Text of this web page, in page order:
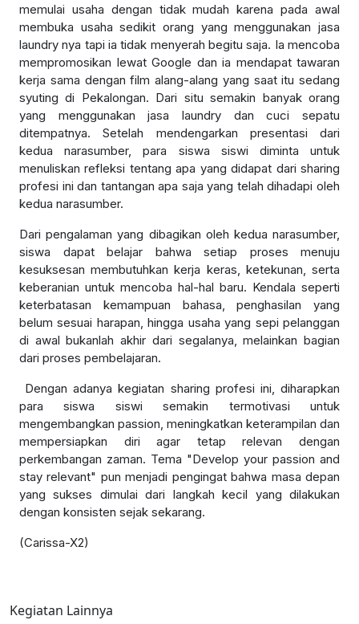
memulai usaha dengan tidak mudah karena pada awal
membuka usaha sedikit orang yang menggunakan jasa
laundry nya tapi ia tidak menyerah begitu saja. Ia mencoba
mempromosikan lewat Google dan ia mendapat tawaran
kerja sama dengan film alang-alang yang saat itu sedang
syuting di Pekalongan. Dari situ semakin banyak orang
yang menggunakan jasa laundry dan cuci sepatu
ditempatnya. Setelah mendengarkan presentasi dari
kedua narasumber, para siswa siswi diminta untuk
menuliskan refleksi tentang apa yang didapat dari sharing
profesi ini dan tantangan apa saja yang telah dihadapi oleh
kedua narasumber.
Dari pengalaman yang dibagikan oleh kedua narasumber,
siswa dapat belajar bahwa setiap proses menuju
kesuksesan membutuhkan kerja keras, ketekunan, serta
keberanian untuk mencoba hal-hal baru. Kendala seperti
keterbatasan kemampuan bahasa, penghasilan yang
belum sesuai harapan, hingga usaha yang sepi pelanggan
di awal bukanlah akhir dari segalanya, melainkan bagian
dari proses pembelajaran.
Dengan adanya kegiatan sharing profesi ini, diharapkan
para siswa siswi semakin termotivasi untuk
mengembangkan passion, meningkatkan keterampilan dan
mempersiapkan diri agar tetap relevan dengan
perkembangan zaman. Tema "Develop your passion and
stay relevant" pun menjadi pengingat bahwa masa depan
yang sukses dimulai dari langkah kecil yang dilakukan
dengan konsisten sejak sekarang.
(Carissa-X2)
Kegiatan Lainnya